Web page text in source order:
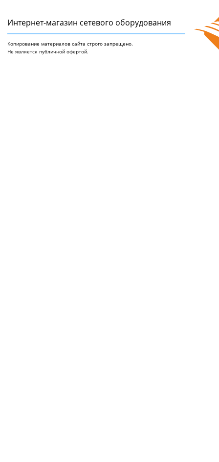
Интернет-магазин сетeвого оборудования
Копирование материалов сайта строго запрещено.
Не является публичной офертой.